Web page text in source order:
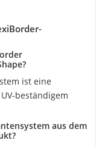
ist eine
beständigem
aus dem